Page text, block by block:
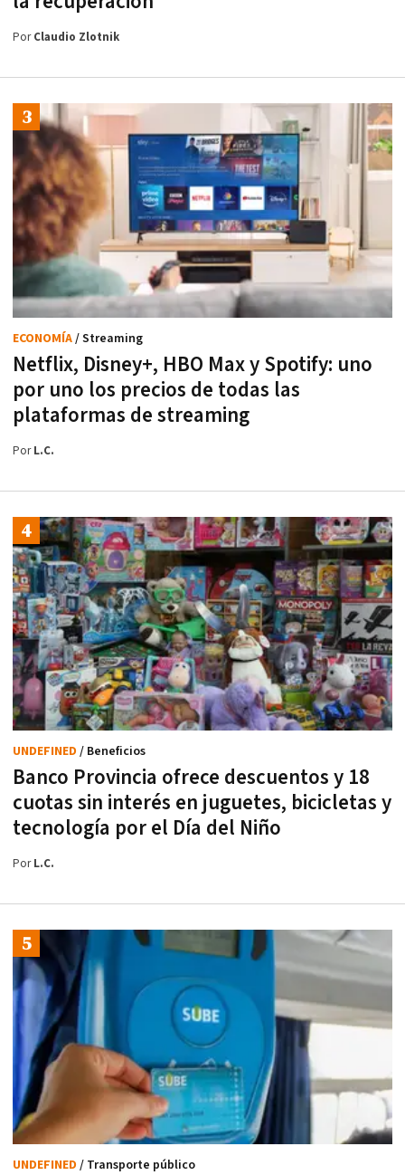
PorClaudio Zlotnik
Netflix, Disney+, HBO Max y Spotify: uno
por uno los precios de todas las
plataformas de streaming
ECONOMÍA/ Streaming
PorL.C.
Banco Provincia ofrece descuentos y 18
cuotas sin interés en juguetes, bicicletas y
tecnología por el Día del Niño
UNDEFINED / Beneficios
PorL.C.
UNDEFINED / Transporte público